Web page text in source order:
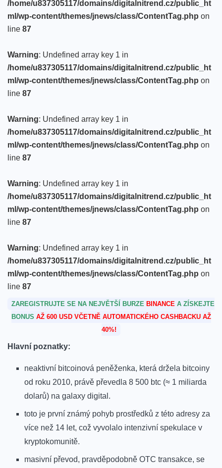
/home/u837305117/domains/digitalnitrend.cz/public_ht
ml/wp-content/themes/jnews/class/ContentTag.php on
line 87
Warning: Undefined array key 1 in
/home/u837305117/domains/digitalnitrend.cz/public_ht
ml/wp-content/themes/jnews/class/ContentTag.php on
line 87
Warning: Undefined array key 1 in
/home/u837305117/domains/digitalnitrend.cz/public_ht
ml/wp-content/themes/jnews/class/ContentTag.php on
line 87
Warning: Undefined array key 1 in
/home/u837305117/domains/digitalnitrend.cz/public_ht
ml/wp-content/themes/jnews/class/ContentTag.php on
line 87
Warning: Undefined array key 1 in
/home/u837305117/domains/digitalnitrend.cz/public_ht
ml/wp-content/themes/jnews/class/ContentTag.php on
line 87
ZAREGISTRUJTE SE NA NEJVĚTŠÍ BURZE BINANCE A ZÍSKEJTE
BONUS AŽ 600 USD VČETNĚ AUTOMATICKÉHO CASHBACKU AŽ
40%!
Hlavní poznatky:
neaktivní bitcoinová peněženka, která držela⁢ bitcoiny
‍od roku 2010, právě převedla 8 500 btc (≈ 1 miliarda‍
dolarů)‍ na galaxy digital.
toto‌ je první známý pohyb prostředků z‌ této adresy⁢ za
více než​ 14 let, což vyvolalo intenzivní spekulace ‌v
kryptokomunitě.
masivní převod, pravděpodobně OTC transakce, se